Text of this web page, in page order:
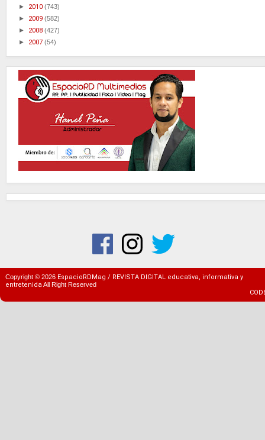
► 2010 (743)
► 2009 (582)
► 2008 (427)
► 2007 (54)
Copyright © 2026 EspacioRDMag / REVISTA DIGITAL educativa, informativa y
entretenidaAll Right Reserved